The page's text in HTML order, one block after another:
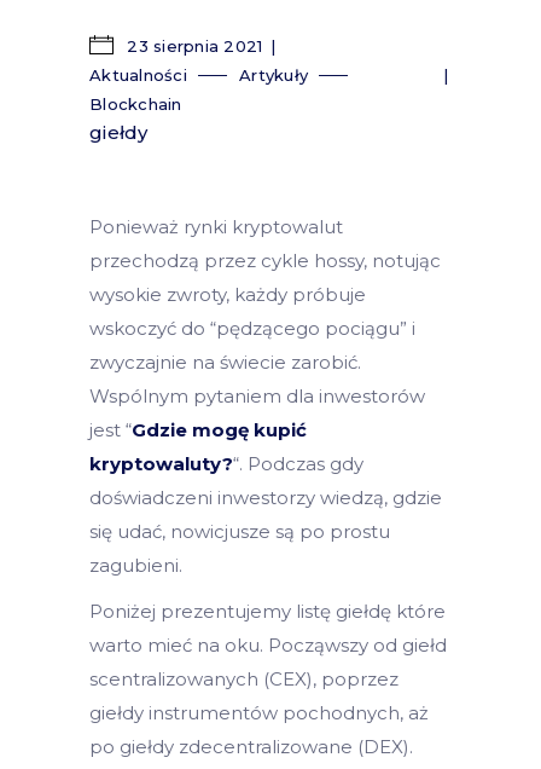
23 sierpnia 2021
Aktualności
Artykuły
Blockchain
giełdy
Ponieważ rynki kryptowalut
przechodzą przez cykle hossy, notując
wysokie zwroty, każdy próbuje
wskoczyć do “pędzącego pociągu” i
zwyczajnie na świecie zarobić.
Wspólnym pytaniem dla inwestorów
jest “Gdzie mogę kupić
kryptowaluty?“. Podczas gdy
doświadczeni inwestorzy wiedzą, gdzie
się udać, nowicjusze są po prostu
zagubieni.
Poniżej prezentujemy listę giełdę które
warto mieć na oku. Począwszy od giełd
scentralizowanych (CEX), poprzez
giełdy instrumentów pochodnych, aż
po giełdy zdecentralizowane (DEX).